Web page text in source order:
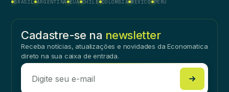
BRASIL ARGENTINA EUA CHILE COLÔMBIA MÉXICO PERU
Cadastre-se na newsletter
Receba notícias, atualizações e novidades da Economatica
direto na sua caixa de entrada.